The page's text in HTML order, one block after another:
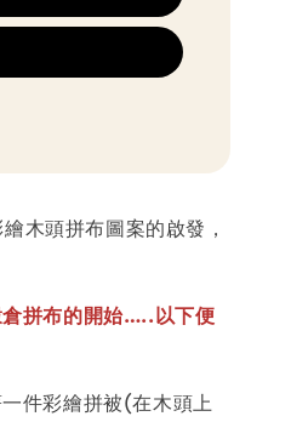
木頭拼布圖案的啟發，
拼布的開始…..以下便
件彩繪拼被(在木頭上